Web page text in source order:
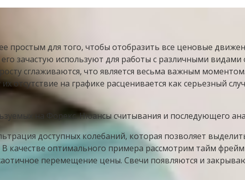
простым для того, чтобы отобразить все ценовые
зачастую используют для работы с различными
сглаживаются, что является весьма важным
отсутствие на графике расценивается как серьезный
доступных колебаний, которая позволяет
качестве оптимального примера рассмотрим тайм
перемещение цены. Свечи появляются и